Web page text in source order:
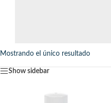
Mostrando el único resultado
Show sidebar